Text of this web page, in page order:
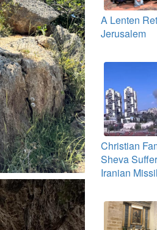
A Lenten
Jerusalem
Christian
Sheva
Iranian